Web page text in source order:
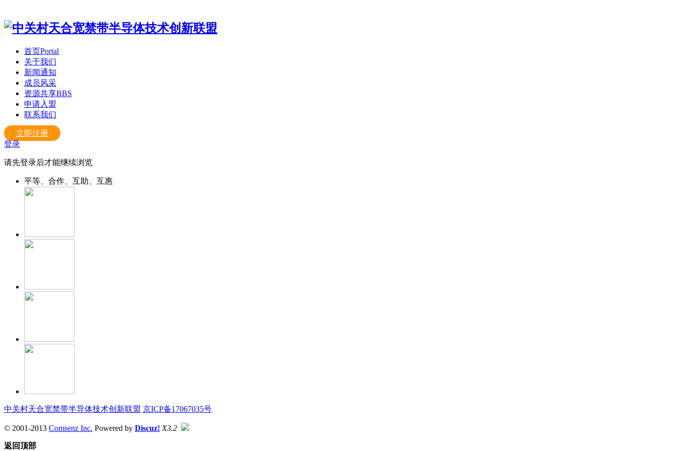
首页Portal
关于我们
新闻通知
成员风采
资源共享BBS
申请入盟
联系我们
立即注册
登录
请先登录后才能继续浏览
平等、合作、互助、互惠
中关村天合宽禁带半导体技术创新联盟 京ICP备17067035号
© 2001-2013 Comsenz Inc. Powered by Discuz! X3.2
返回顶部